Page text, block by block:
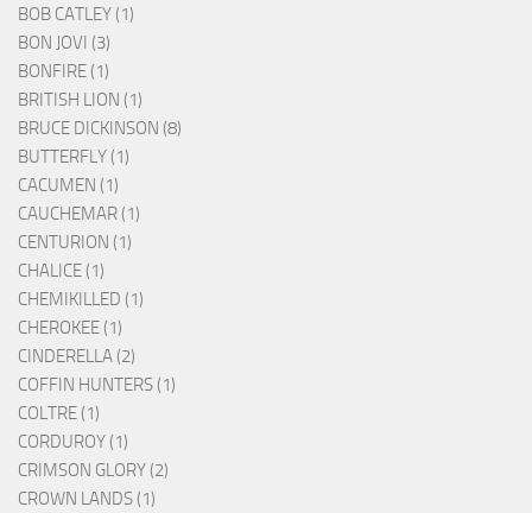
BOB CATLEY (1)
BON JOVI (3)
BONFIRE (1)
BRITISH LION (1)
BRUCE DICKINSON (8)
BUTTERFLY (1)
CACUMEN (1)
CAUCHEMAR (1)
CENTURION (1)
CHALICE (1)
CHEMIKILLED (1)
CHEROKEE (1)
CINDERELLA (2)
COFFIN HUNTERS (1)
COLTRE (1)
CORDUROY (1)
CRIMSON GLORY (2)
CROWN LANDS (1)